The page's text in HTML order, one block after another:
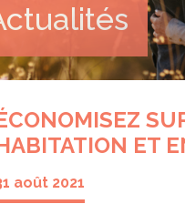
ET
août 2021